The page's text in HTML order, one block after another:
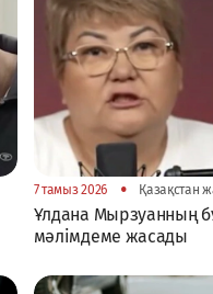
7 тамыз 2026 • Қазақстан
Ұлдана Мырзуанның
мәлімдеме жасады